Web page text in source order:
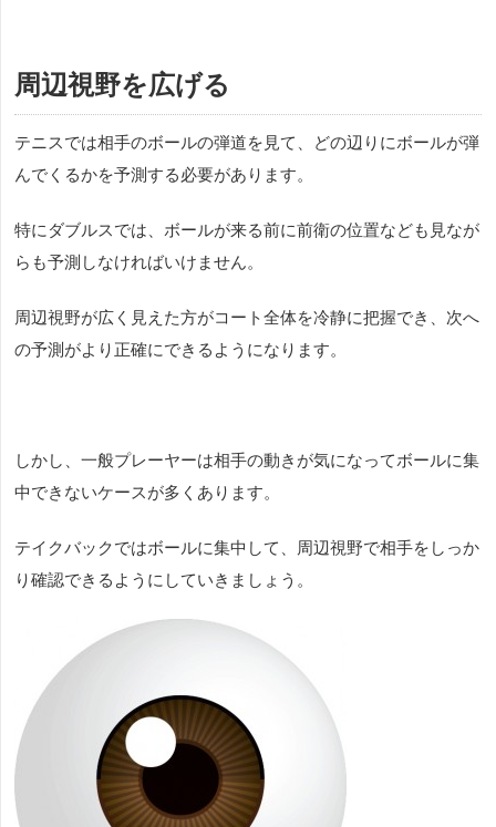
周辺視野を広げる
テニスでは相手のボールの弾道を見て、どの辺りにボールが弾
んでくるかを予測する必要があります。
特にダブルスでは、ボールが来る前に前衛の位置なども見なが
らも予測しなければいけません。
周辺視野が広く見えた方がコート全体を冷静に把握でき、次へ
の予測がより正確にできるようになります。
しかし、一般プレーヤーは相手の動きが気になってボールに集
中できないケースが多くあります。
テイクバックではボールに集中して、周辺視野で相手をしっか
り確認できるようにしていきましょう。